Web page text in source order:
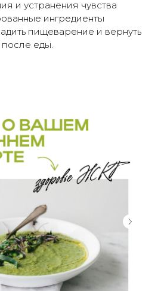
и устранения чувства
ингредиенты
пищеварение и вернуть
еды.